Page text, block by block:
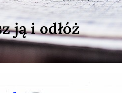
ją i odłóż
ją i odłóż